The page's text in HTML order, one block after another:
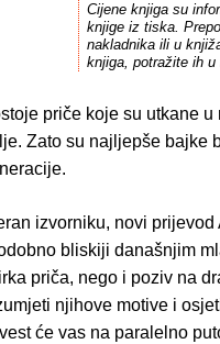
Cijene knjiga su
knjige iz tiska.
nakladnika ili u
knjiga, potražite ih
priče koje su utkane
Zato su najljepše bajke
izvorniku, novi
bliskiji današnjim
priča, nego i poziv na
njihove motive i
će vas na paralelno